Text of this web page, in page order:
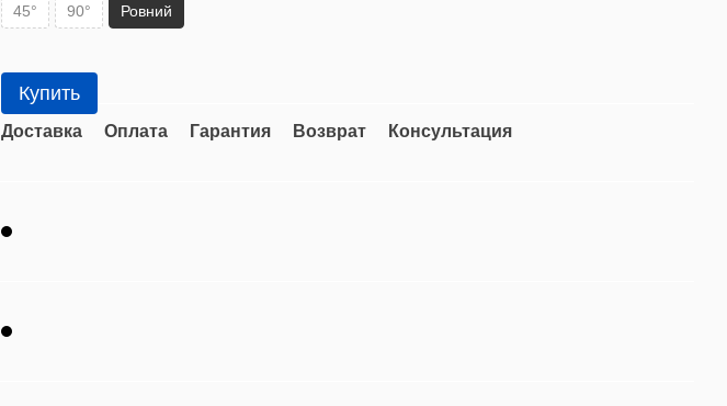
45° 90° Ровний
Купить
Доставка Оплата Гарантия Возврат Консультация